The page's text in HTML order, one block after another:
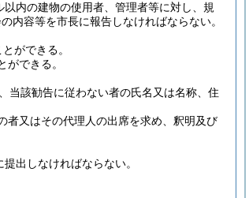
内の建物の使用者、管理者等に対し、規
内容等を市長に報告しなければならない。
ができる。
できる。
当該勧告に従わない者の氏名又は名称、住
者又はその代理人の出席を求め、釈明及び
出しなければならない。